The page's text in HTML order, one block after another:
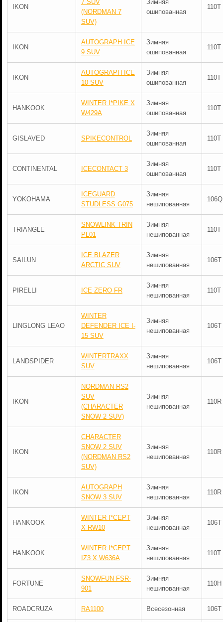
IKON
7 SUV
(NORDMAN 7
SUV)
Зимняя
ошипованная
110T
IKON
AUTOGRAPH ICE
9 SUV
Зимняя
ошипованная
110T
IKON
AUTOGRAPH ICE
10 SUV
Зимняя
ошипованная
110T
HANKOOK
WINTER I*PIKE X
W429A
Зимняя
ошипованная
110T
GISLAVED SPIKECONTROL
Зимняя
ошипованная
110T
CONTINENTAL ICECONTACT 3
Зимняя
ошипованная
110T
YOKOHAMA
ICEGUARD
STUDLESS G075
Зимняя
нешипованная
106Q
TRIANGLE
SNOWLINK TRIN
PL01
Зимняя
нешипованная
110T
SAILUN
ICE BLAZER
ARCTIC SUV
Зимняя
нешипованная
106T
PIRELLI ICE ZERO FR
Зимняя
нешипованная
110T
LINGLONG LEAO
WINTER
DEFENDER ICE I-
15 SUV
Зимняя
нешипованная
106T
LANDSPIDER
WINTERTRAXX
SUV
Зимняя
нешипованная
106T
IKON
NORDMAN RS2
SUV
(CHARACTER
SNOW 2 SUV)
Зимняя
нешипованная
110R
IKON
CHARACTER
SNOW 2 SUV
(NORDMAN RS2
SUV)
Зимняя
нешипованная
110R
IKON
AUTOGRAPH
SNOW 3 SUV
Зимняя
нешипованная
110R
HANKOOK
WINTER I*CEPT
X RW10
Зимняя
нешипованная
106T
HANKOOK
WINTER I*CEPT
IZ3 X W636A
Зимняя
нешипованная
110T
FORTUNE
SNOWFUN FSR-
901
Зимняя
нешипованная
110H
ROADCRUZA RA1100 Всесезонная 106T